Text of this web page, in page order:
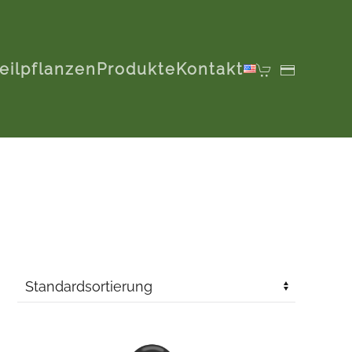
ProdukteKontakt